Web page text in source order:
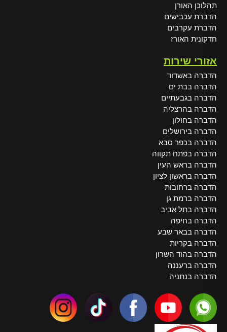
תהלוכן האורן
הדברת עכבישים
הדברת עקרבים
חדקונית האורז
אזורי שירות
הדברה באשדוד
הדברה בבת ים
הדברה בגבעתיים
הדברה בהרצליה
הדברה בחולון
הדברה בירושלים
הדברה בכפר סבא
הדברה בפתח תקווה
הדברה בראש העין
הדברה בראשון לציון
הדברה ברחובות
הדברה ברמת גן
הדברה בתל אביב
הדברה בחיפה
הדברה בבאר שבע
הדברה בקריות
הדברה בהוד השרון
הדברה ברעננה
הדברה בנתניה